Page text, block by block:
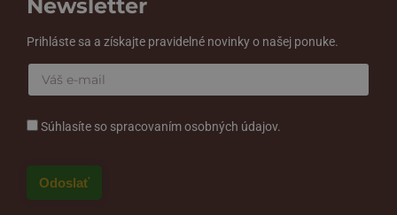
Newsletter
Prihláste sa a získajte pravidelné novinky o našej ponuke.
Súhlasíte so spracovaním osobných údajov.